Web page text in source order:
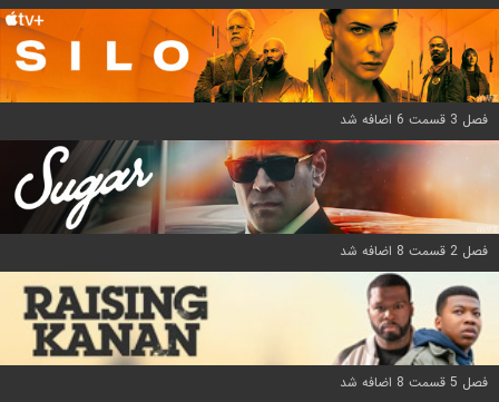
فصل 3 قسمت 6 اضافه شد
فصل 2 قسمت 8 اضافه شد
فصل 5 قسمت 8 اضافه شد